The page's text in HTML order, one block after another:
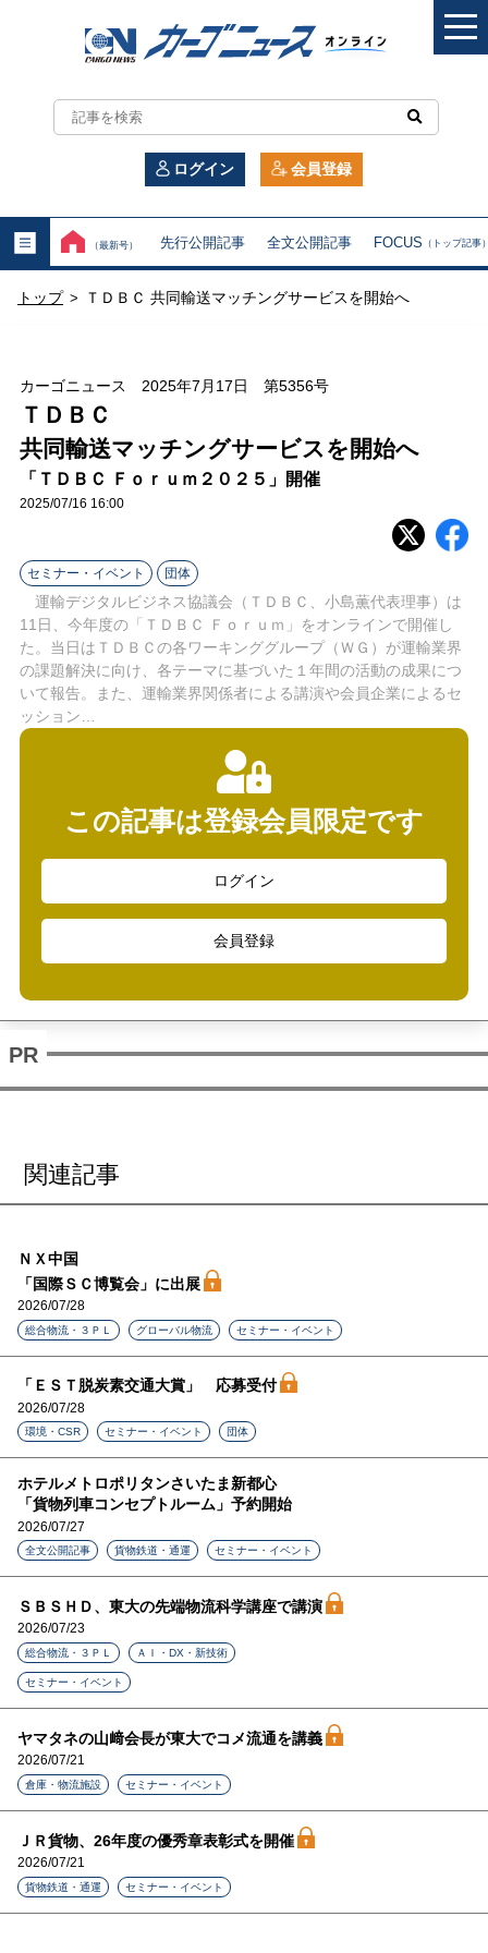
カ
ー
ニ
ュ
オ
ン
ラ
ン
ログイン 会員登録
（最新号） 先行公開記事 全文公開記事 FOCUS （トップ記事
トップ > ＴＤＢＣ 共同輸送マッチングサービスを開始へ
カーゴニュース 2025年7月17日 第5356号
ＴＤＢＣ
共同輸送マッチングサービスを開始へ
「ＴＤＢＣ Ｆｏｒｕｍ２０２５」開催
2025/07/16 16:00
セミナー・イベント 団体
運輸デジタルビジネス協議会（ＴＤＢＣ、小島薫代表理事）は
11日、今年度の「ＴＤＢＣ Ｆｏｒｕｍ」をオンラインで開催し
た。当日はＴＤＢＣの各ワーキンググループ（ＷＧ）が運輸業界
の課題解決に向け、各テーマに基づいた１年間の活動の成果につ
いて報告。また、運輸業界関係者による講演や会員企業によるセ
ッション…
この記事は登録会員限定です
ログイン
会員登録
関連記事
ＮＸ中国
「国際ＳＣ博覧会」に出展
2026/07/28
総合物流・３ＰＬ グローバル物流 セミナー・イベント
「ＥＳＴ脱炭素交通大賞」 応募受付
2026/07/28
環境・CSR セミナー・イベント 団体
ホテルメトロポリタンさいたま新都心
「貨物列車コンセプトルーム」予約開始
2026/07/27
全文公開記事 貨物鉄道・通運 セミナー・イベント
ＳＢＳＨＤ、東大の先端物流科学講座で講演
2026/07/23
総合物流・３ＰＬ ＡＩ・DX・新技術
セミナー・イベント
ヤマタネの山﨑会長が東大でコメ流通を講義
2026/07/21
倉庫・物流施設 セミナー・イベント
ＪＲ貨物、26年度の優秀章表彰式を開催
2026/07/21
貨物鉄道・通運 セミナー・イベント